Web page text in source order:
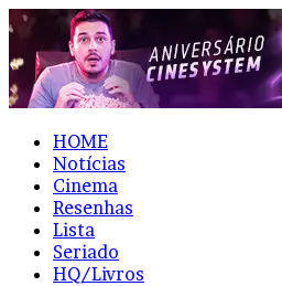
HOME
Notícias
Cinema
Resenhas
Lista
Seriado
HQ/Livros